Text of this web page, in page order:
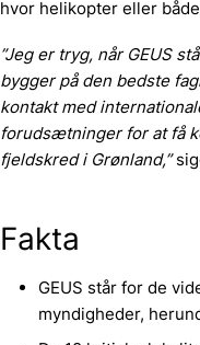
hvor helikopter eller
”Jeg er tryg, når GEUS
bygger på den bedste
kontakt med
forudsætninger for at få
fjeldskred i Grønland,”
Fakta
GEUS står for de
myndigheder,